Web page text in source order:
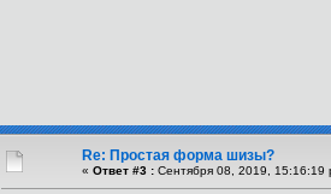
Re: Простая форма шизы?
« Ответ #3 : Сентября 08, 2019, 15:16:19